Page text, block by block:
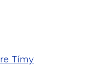
Tímy